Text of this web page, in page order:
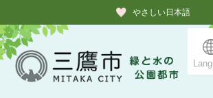
やさしい日本語